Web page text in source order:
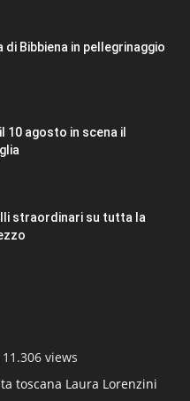
di Bibbiena in pellegrinaggio
10 agosto in scena il
straordinari su tutta la
views
toscana Laura Lorenzini